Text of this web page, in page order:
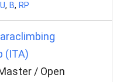
, B, RP
(ITA)
/ Open